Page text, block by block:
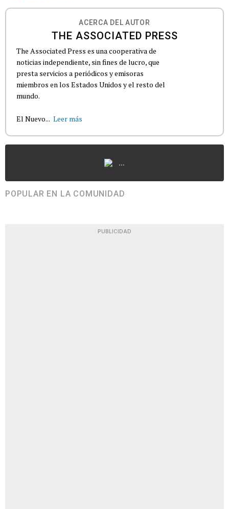
ACERCA DEL AUTOR
THE ASSOCIATED PRESS
The Associated Press es una cooperativa de
noticias independiente, sin fines de lucro, que
presta servicios a periódicos y emisoras
miembros en los Estados Unidos y el resto del
mundo.
El Nuevo... Leer más
...
POPULAR EN LA COMUNIDAD
PUBLICIDAD